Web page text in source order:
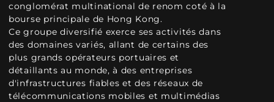
conglomérat multinational de renom coté à la
bourse principale de Hong Kong.
Ce groupe diversifié exerce ses activités dans
des domaines variés, allant de certains des
plus grands opérateurs portuaires et
détaillants au monde, à des entreprises
d'infrastructures fiables et des réseaux de
télécommunications mobiles et multimédias